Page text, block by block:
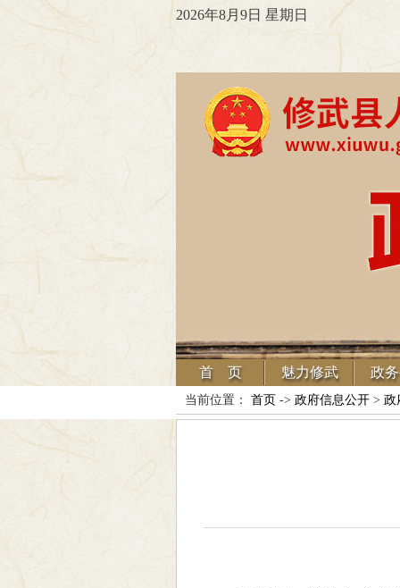
2026年8月9日 星期日
首 页 魅力修武 政
当前位置： 首页 -> 政府信息公开> 政